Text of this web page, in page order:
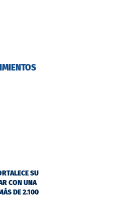
SU
CON UNA
DE 2.100